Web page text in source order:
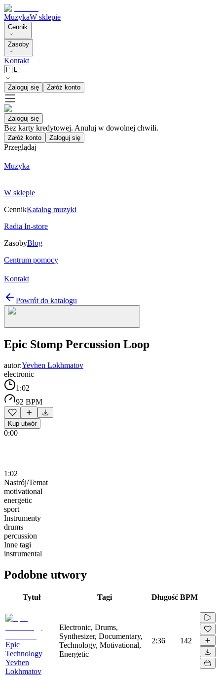
MuzykaW sklepie
Cennik
Zasoby
Kontakt
🇵🇱
Zaloguj się Załóż konto
Zaloguj się
Bez karty kredytowej. Anuluj w dowolnej chwili.
Załóż konto Zaloguj się
Przeglądaj
Muzyka
W sklepie
CennikKatalog muzyki
Radia In-store
ZasobyBlog
Centrum pomocy
Kontakt
Powrót do katalogu
Epic Stomp Percussion Loop
autor:Yevhen Lokhmatov
electronic
1:02
92 BPM
Kup utwór
0:00
1:02
Nastrój/Temat
motivational
energetic
sport
Instrumenty
drums
percussion
Inne tagi
instrumental
Podobne utwory
Tytuł Tagi Długość BPM
Epic
Technology
Yevhen
Lokhmatov
Electronic, Drums,
Synthesizer, Documentary,
Technology, Motivational,
Energetic
2:36 142